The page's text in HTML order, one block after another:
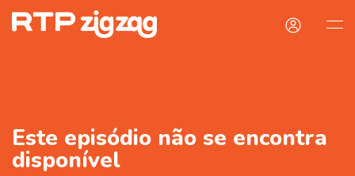
Este episódio não se encontra
disponível